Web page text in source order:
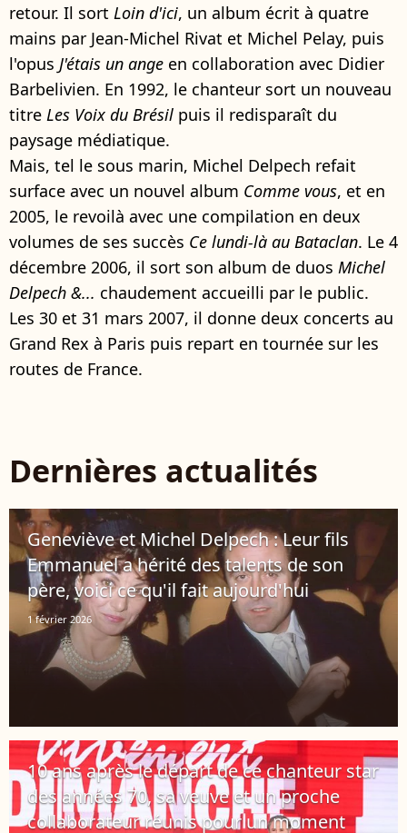
retour. Il sort Loin d'ici, un album écrit à quatre
mains par Jean-Michel Rivat et Michel Pelay, puis
l'opus J'étais un ange en collaboration avec Didier
Barbelivien. En 1992, le chanteur sort un nouveau
titre Les Voix du Brésil puis il redisparaît du
paysage médiatique.
Mais, tel le sous marin, Michel Delpech refait
surface avec un nouvel album Comme vous, et en
2005, le revoilà avec une compilation en deux
volumes de ses succès Ce lundi-là au Bataclan. Le 4
décembre 2006, il sort son album de duos Michel
Delpech &... chaudement accueilli par le public.
Les 30 et 31 mars 2007, il donne deux concerts au
Grand Rex à Paris puis repart en tournée sur les
routes de France.
Dernières actualités
Geneviève et Michel Delpech : Leur fils
Emmanuel a hérité des talents de son
père, voici ce qu'il fait aujourd'hui
1 février 2026
10 ans après le départ de ce chanteur star
des années 70, sa veuve et un proche
collaborateur réunis pour un moment